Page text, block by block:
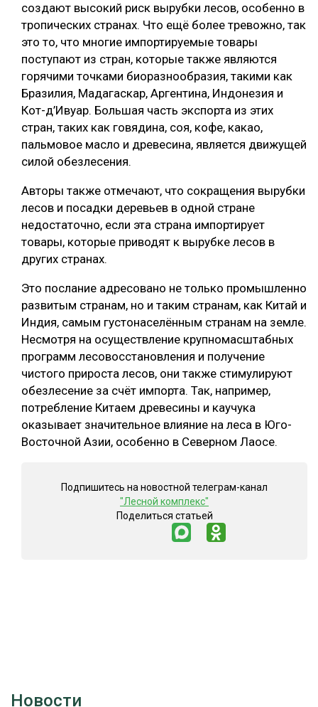
создают высокий риск вырубки лесов, особенно в
тропических странах. Что ещё более тревожно, так
это то, что многие импортируемые товары
поступают из стран, которые также являются
горячими точками биоразнообразия, такими как
Бразилия, Мадагаскар, Аргентина, Индонезия и
Кот-д’Ивуар. Большая часть экспорта из этих
стран, таких как говядина, соя, кофе, какао,
пальмовое масло и древесина, является движущей
силой обезлесения.
Авторы также отмечают, что сокращения вырубки
лесов и посадки деревьев в одной стране
недостаточно, если эта страна импортирует
товары, которые приводят к вырубке лесов в
других странах.
Это послание адресовано не только промышленно
развитым странам, но и таким странам, как Китай и
Индия, самым густонаселённым странам на земле.
Несмотря на осуществление крупномасштабных
программ лесовосстановления и получение
чистого прироста лесов, они также стимулируют
обезлесение за счёт импорта. Так, например,
потребление Китаем древесины и каучука
оказывает значительное влияние на леса в Юго-
Восточной Азии, особенно в Северном Лаосе.
Подпишитесь на новостной телеграм-канал
"Лесной комплекс"
Поделиться статьей
Новости